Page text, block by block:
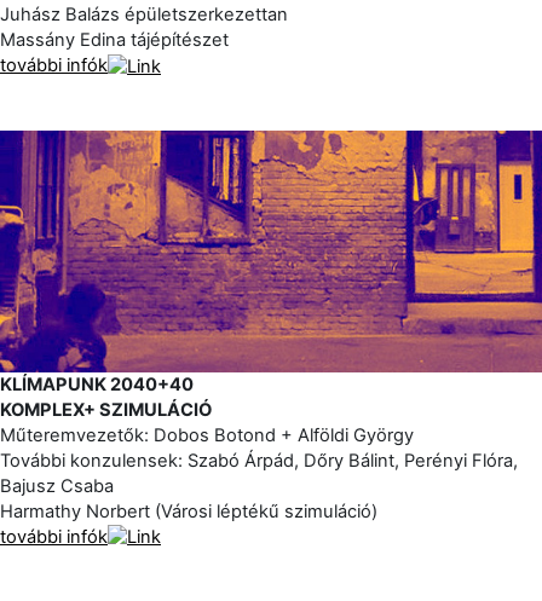
Juhász Balázs épületszerkezettan
Massány Edina tájépítészet
további infók
KLÍMAPUNK 2040+40
KOMPLEX+ SZIMULÁCIÓ
Műteremvezetők: Dobos Botond + Alföldi György
További konzulensek: Szabó Árpád, Dőry Bálint, Perényi Flóra,
Bajusz Csaba
Harmathy Norbert (Városi léptékű szimuláció)
további infók